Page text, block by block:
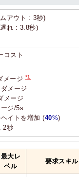
アウト : 3秒)
れ : 3.8秒)
コスト
メージ *1
メージ
メージ
ジ/5s
イトを増加 (40%)
2秒
最大レ
ベル
要求スキル